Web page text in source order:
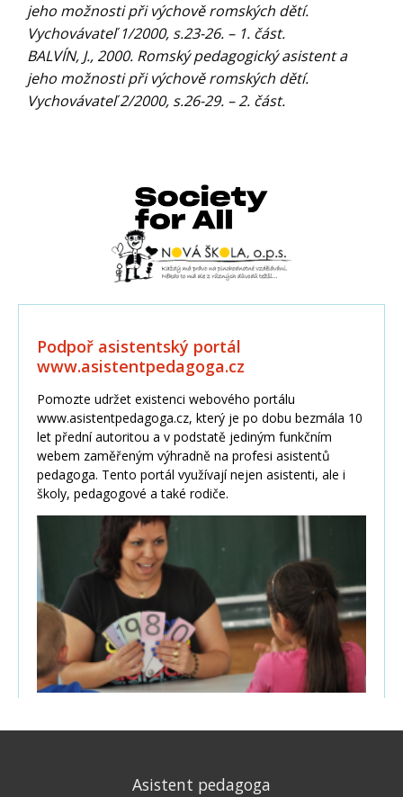
jeho možnosti při výchově romských dětí.
Vychovávateľ 1/2000, s.23-26. – 1. část.
BALVÍN, J., 2000. Romský pedagogický asistent a
jeho možnosti při výchově romských dětí.
Vychovávateľ 2/2000, s.26-29. – 2. část.
Asistent pedagoga